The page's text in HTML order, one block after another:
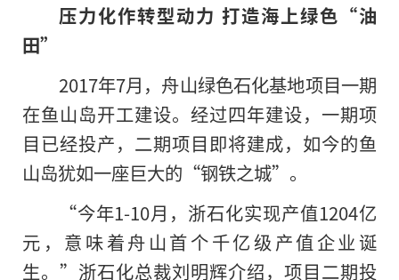
压力化作转型动力 打造海上绿色“油
田”
2017年7月，舟山绿色石化基地项目一期
在鱼山岛开工建设。经过四年建设，一期项
目已经投产，二期项目即将建成，如今的鱼
山岛犹如一座巨大的“钢铁之城”。
“今年1-10月，浙石化实现产值1204亿
元，意味着舟山首个千亿级产值企业诞
生。”浙石化总裁刘明辉介绍，项目二期投